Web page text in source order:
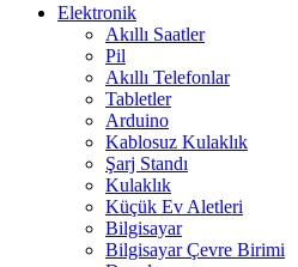
Elektronik
Akıllı Saatler
Pil
Akıllı Telefonlar
Tabletler
Arduino
Kablosuz Kulaklık
Şarj Standı
Kulaklık
Küçük Ev Aletleri
Bilgisayar
Bilgisayar Çevre Birimi